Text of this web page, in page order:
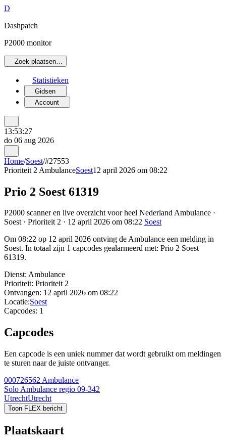
D
Dashpatch
P2000 monitor
Zoek plaatsen…
Statistieken
Gidsen
Account
13:53:27
do 06 aug 2026
Home/Soest/#27553
Prioriteit 2 AmbulanceSoest12 april 2026 om 08:22
Prio 2 Soest 61319
P2000 scanner en live overzicht voor heel Nederland Ambulance ·
Soest · Prioriteit 2 · 12 april 2026 om 08:22 Soest
Om 08:22 op 12 april 2026 ontving de Ambulance een melding in
Soest. In totaal zijn 1 capcodes gealarmeerd met: Prio 2 Soest
61319.
Dienst: Ambulance
Prioriteit: Prioriteit 2
Ontvangen: 12 april 2026 om 08:22
Locatie:Soest
Capcodes: 1
Capcodes
Een capcode is een uniek nummer dat wordt gebruikt om meldingen
te sturen naar de juiste ontvanger.
000726562 Ambulance
Solo Ambulance regio 09-342
UtrechtUtrecht
Toon FLEX bericht
Plaatskaart